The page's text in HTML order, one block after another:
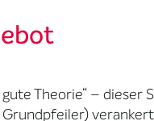
Theorie“ –